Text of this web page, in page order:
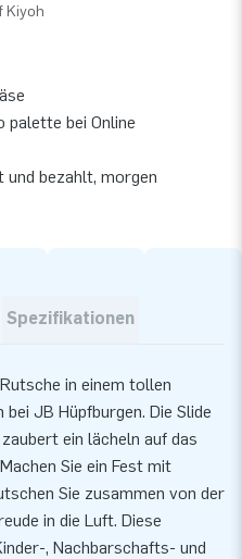
Kiyoh
palette bei Online
bezahlt, morgen
Spezifikationen
in einem tollen
JB Hüpfburgen. Die Slide
ein lächeln auf das
Sie ein Fest mit
Sie zusammen von der
in die Luft. Diese
, Nachbarschafts- und